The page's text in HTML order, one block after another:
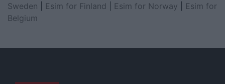
Sweden
Esim for Finland Esim for Norway
Esim for
Belgium